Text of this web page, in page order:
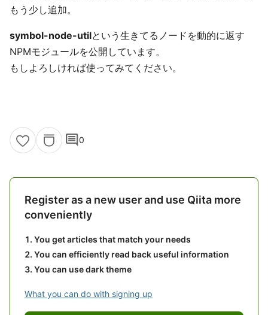
もう少し追加。
symbol-node-utilという生きてるノードを動的に返す
NPMモジュールを公開しています。
もしよろしければ使ってみてください。
comment0
Register as a new user and use Qiita more
conveniently
You get articles that match your needs
You can efficiently read back useful information
You can use dark theme
What you can do with signing up